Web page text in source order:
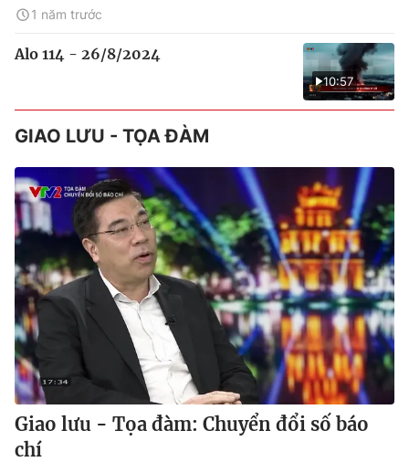
1 năm trước
10:57
Alo 114 - 26/8/2024
GIAO LƯU - TỌA ĐÀM
Giao lưu - Tọa đàm: Chuyển đổi số báo
chí